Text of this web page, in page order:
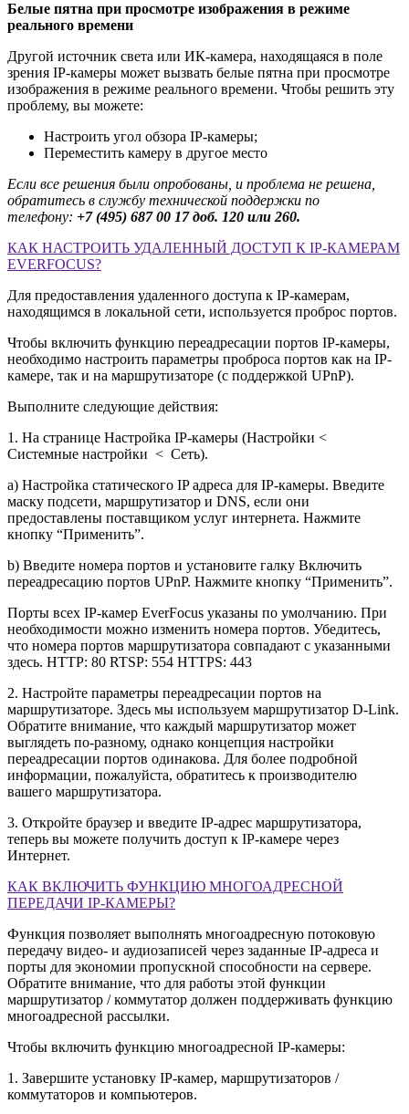
Белые пятна при просмотре изображения в режиме
реального времени
Другой источник света или ИК-камера, находящаяся в поле
зрения IP-камеры может вызвать белые пятна при просмотре
изображения в режиме реального времени. Чтобы решить эту
проблему, вы можете:
Настроить угол обзора IP-камеры;
Переместить камеру в другое место
Если все решения были опробованы, и проблема не решена,
обратитесь в службу технической поддержки по
телефону: +7 (495) 687 00 17доб. 120 или 260.
КАК НАСТРОИТЬ УДАЛЕННЫЙ ДОСТУП К IP-КАМЕРАМ
EVERFOCUS?
Для предоставления удаленного доступа к IP-камерам,
находящимся в локальной сети, используется проброс портов.
Чтобы включить функцию переадресации портов IP-камеры,
необходимо настроить параметры проброса портов как на IP-
камере, так и на маршрутизаторе (с поддержкой UPnP).
Выполните следующие действия:
1. На странице Настройка IP-камеры (Настройки <
Системные настройки < Сеть).
a) Настройка статического IP адреса для IP-камеры. Введите
маску подсети, маршрутизатор и DNS, если они
предоставлены поставщиком услуг интернета. Нажмите
кнопку “Применить”.
b) Введите номера портов и установите галку Включить
переадресацию портов UPnP. Нажмите кнопку “Применить”.
Порты всех IP-камер EverFocus указаны по умолчанию. При
необходимости можно изменить номера портов. Убедитесь,
что номера портов маршрутизатора совпадают с указанными
здесь. HTTP: 80 RTSP: 554 HTTPS: 443
2. Настройте параметры переадресации портов на
маршрутизаторе. Здесь мы используем маршрутизатор D-Link.
Обратите внимание, что каждый маршрутизатор может
выглядеть по-разному, однако концепция настройки
переадресации портов одинакова. Для более подробной
информации, пожалуйста, обратитесь к производителю
вашего маршрутизатора.
3. Откройте браузер и введите IP-адрес маршрутизатора,
теперь вы можете получить доступ к IP-камере через
Интернет.
КАК ВКЛЮЧИТЬ ФУНКЦИЮ МНОГОАДРЕСНОЙ
ПЕРЕДАЧИ IP-КАМЕРЫ?
Функция позволяет выполнять многоадресную потоковую
передачу видео- и аудиозаписей через заданные IP-адреса и
порты для экономии пропускной способности на сервере.
Обратите внимание, что для работы этой функции
маршрутизатор / коммутатор должен поддерживать функцию
многоадресной рассылки.
Чтобы включить функцию многоадресной IP-камеры:
1. Завершите установку IP-камер, маршрутизаторов /
коммутаторов и компьютеров.